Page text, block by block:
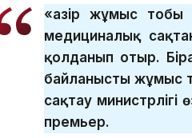
«Қазір жұмыс
медициналық
қолданып отыр.
байланысты жұмыс
сақтау
премьер.